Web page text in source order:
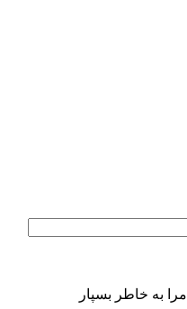
مرا به خاطر بسپار